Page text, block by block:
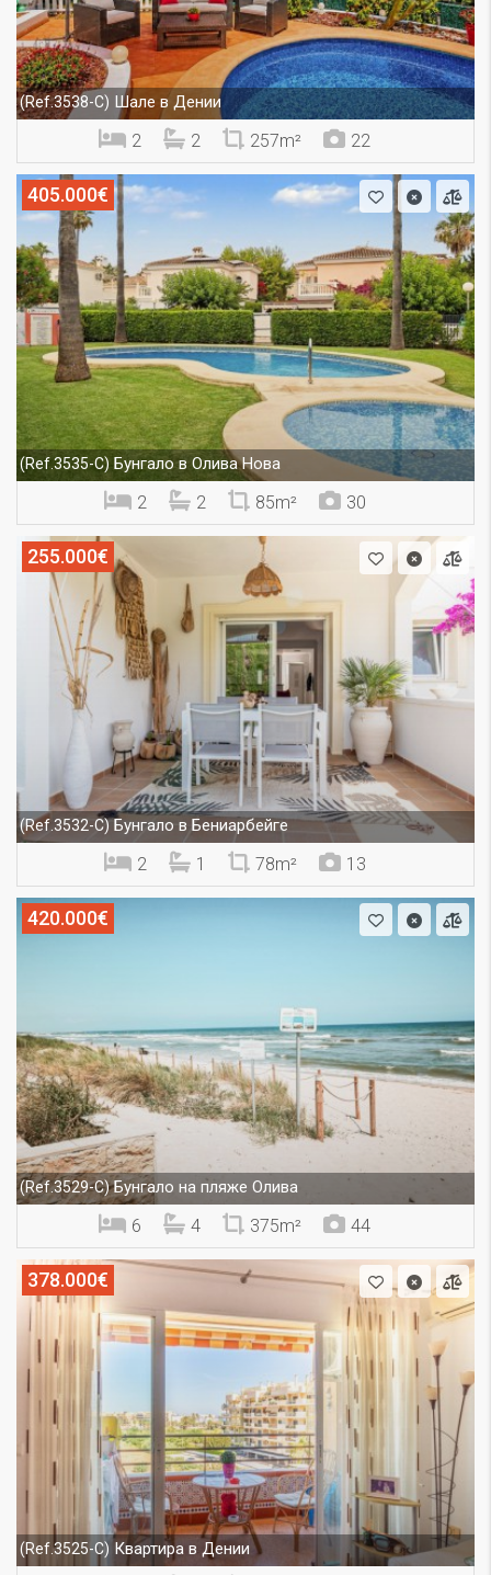
(Ref.3538-C) Шале в Дении
2 2 257m² 22
405.000€
(Ref.3535-C) Бунгало в Олива Нова
2 2 85m² 30
255.000€
(Ref.3532-C)Бунгало в Бениарбейге
2 1 78m² 13
420.000€
(Ref.3529-C)Бунгало на пляже Олива
6 4 375m² 44
378.000€
(Ref.3525-C) Квартира в Дении